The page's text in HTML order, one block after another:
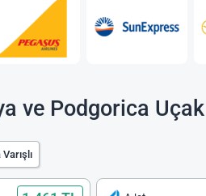
ve Podgorica